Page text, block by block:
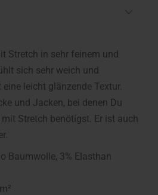
Stretch in sehr feinem und
sich sehr weich und
leicht glänzende Textur.
und Jacken, bei denen Du
Stretch benötigst. Er ist auch
Baumwolle, 3% Elasthan